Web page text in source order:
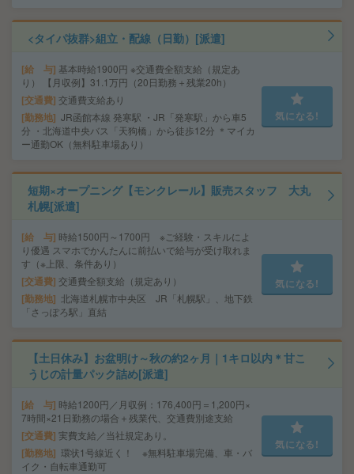
<タイパ抜群>組立・配線（日勤）[派遣]
給 与 基本時給1900円 ※交通費全額支給（規定あ
り） 【月収例】31.1万円（20日勤務＋残業20h）
交通費 交通費支給あり
勤務地 JR函館本線 発寒駅 ・JR「発寒駅」から車5
分 ・北海道中央バス「天狗橋」から徒歩12分 ＊マイカ
ー通勤OK（無料駐車場あり）
気になる!
短期×オープニング【モンクレール】販売スタッフ 大丸
札幌[派遣]
給 与 時給1500円～1700円 ※ご経験・スキルによ
り優遇 スマホでかんたんに前払いで給与が受け取れま
す（※上限、条件あり）
交通費 交通費全額支給（規定あり）
勤務地
北海道札幌市中央区 JR「札幌駅」、地下鉄
「さっぽろ駅」直結
気になる!
【土日休み】お盆明け～秋の約2ヶ月｜1キロ以内＊甘こ
うじの計量パック詰め[派遣]
給 与 時給1200円／月収例：176,400円＝1,200円×
7時間×21日勤務の場合＋残業代、交通費別途支給
交通費 実費支給／当社規定あり。
勤務地 環状1号線近く！ ※無料駐車場完備、車・バ
イク・自転車通勤可
気になる!